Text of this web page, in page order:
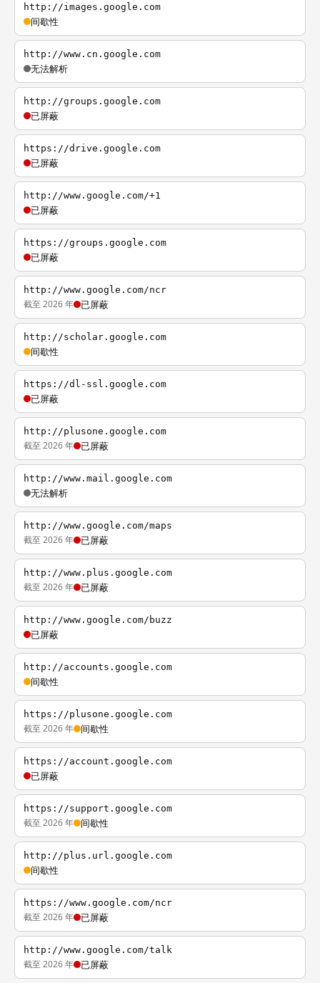
http://images.google.com
间歇性
http://www.cn.google.com
无法解析
http://groups.google.com
已屏蔽
https://drive.google.com
已屏蔽
http://www.google.com/+1
已屏蔽
https://groups.google.com
已屏蔽
http://www.google.com/ncr
截至 2026 年 已屏蔽
http://scholar.google.com
间歇性
https://dl-ssl.google.com
已屏蔽
http://plusone.google.com
截至 2026 年 已屏蔽
http://www.mail.google.com
无法解析
http://www.google.com/maps
截至 2026 年 已屏蔽
http://www.plus.google.com
截至 2026 年 已屏蔽
http://www.google.com/buzz
已屏蔽
http://accounts.google.com
间歇性
https://plusone.google.com
截至 2026 年 间歇性
https://account.google.com
已屏蔽
https://support.google.com
截至 2026 年 间歇性
http://plus.url.google.com
间歇性
https://www.google.com/ncr
截至 2026 年 已屏蔽
http://www.google.com/talk
截至 2026 年 已屏蔽